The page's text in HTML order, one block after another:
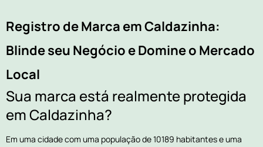
Registro de Marca em Caldazinha:
Blinde seu Negócio e Domine o Mercado
Local
Sua marca está realmente protegida
em Caldazinha?
Em uma cidade com uma população de 10189 habitantes e uma